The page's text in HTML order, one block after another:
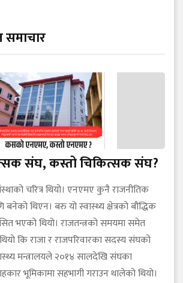
समाचार
संघ, कस्तो चिकित्सक संघ?
चरित्र थियो। एनएमए कुनै राजनीतिक
बनेको थिएन। बरु यो स्वास्थ्य क्षेत्रको बौद्धिक
भएको थियो। राजतन्त्रको समयमा समेत
थियो कि राजा र राजपरिवारका सदस्य संघको
मन्त्रालयले २०१४ सालदेखि संघका
भूमिकामा सहभागी गराउन थालेको थियो।